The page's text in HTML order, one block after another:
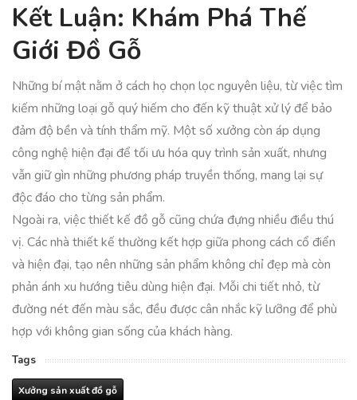
Kết Luận: Khám Phá Thế
Giới Đồ Gỗ
Những bí mật nằm ở cách họ chọn lọc nguyên liệu, từ việc tìm
kiếm những loại gỗ quý hiếm cho đến kỹ thuật xử lý để bảo
đảm độ bền và tính thẩm mỹ. Một số xưởng còn áp dụng
công nghệ hiện đại để tối ưu hóa quy trình sản xuất, nhưng
vẫn giữ gìn những phương pháp truyền thống, mang lại sự
độc đáo cho từng sản phẩm.
Ngoài ra, việc thiết kế đồ gỗ cũng chứa đựng nhiều điều thú
vị. Các nhà thiết kế thường kết hợp giữa phong cách cổ điển
và hiện đại, tạo nên những sản phẩm không chỉ đẹp mà còn
phản ánh xu hướng tiêu dùng hiện đại. Mỗi chi tiết nhỏ, từ
đường nét đến màu sắc, đều được cân nhắc kỹ lưỡng để phù
hợp với không gian sống của khách hàng.
Tags
Xưởng sản xuất đồ gỗ